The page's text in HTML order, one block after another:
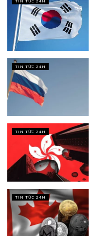
TIN TỨC 24H
TIN TỨC 24H
TIN TỨC 24H